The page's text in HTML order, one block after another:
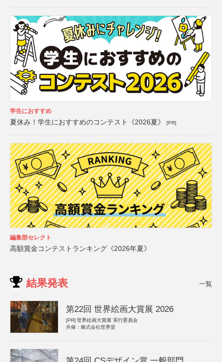
学生におすすめ
夏休み！学生におすすめのコンテスト《2026夏》 [PR]
編集部セレクト
高額賞金コンテストランキング《2026年夏》
結果発表 一覧
第22回 世界絵画大賞展 2026
[PR] 世界絵画大賞展 実行委員会
共催：株式会社世界堂